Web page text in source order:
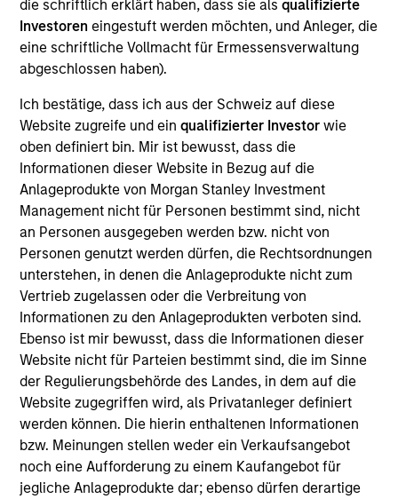
die schriftlich erklärt haben, dass sie alsqualifizierte
Investoren eingestuft werden möchten, und Anleger, die
eine schriftliche Vollmacht für Ermessensverwaltung
abgeschlossen haben).
Ich bestätige, dass ich aus der Schweiz auf diese
Website zugreife und ein qualifizierter Investor wie
oben definiert bin. Mir ist bewusst, dass die
Informationen dieser Website in Bezug auf die
Anlageprodukte von Morgan Stanley Investment
Management nicht für Personen bestimmt sind, nicht
an Personen ausgegeben werden bzw. nicht von
Personen genutzt werden dürfen, die Rechtsordnungen
unterstehen, in denen die Anlageprodukte nicht zum
Vertrieb zugelassen oder die Verbreitung von
Informationen zu den Anlageprodukten verboten sind.
Ebenso ist mir bewusst, dass die Informationen dieser
Website nicht für Parteien bestimmt sind, die im Sinne
der Regulierungsbehörde des Landes, in dem auf die
Website zugegriffen wird, als Privatanleger definiert
werden können. Die hierin enthaltenen Informationen
bzw. Meinungen stellen weder ein Verkaufsangebot
noch eine Aufforderung zu einem Kaufangebot für
jegliche Anlageprodukte dar; ebenso dürfen derartige
Overview
Expertise
We help treasury professionals and other
clients navigate the ever-evolving cash
management landscape through a
combination of expertise, resources and
strategies.